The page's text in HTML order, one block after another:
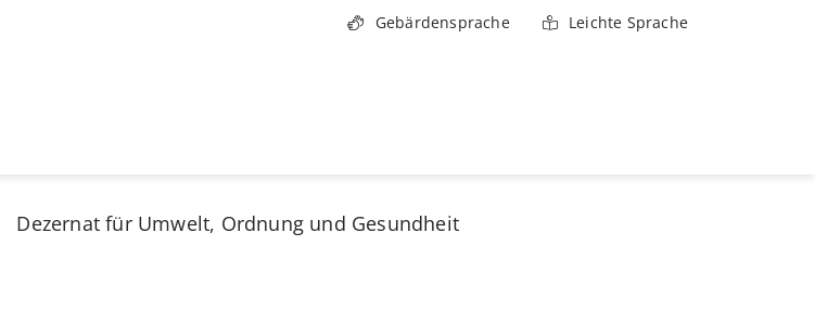
Gebärdensprache Leichte Sprache
Dezernat für Umwelt, Ordnung und Gesundheit